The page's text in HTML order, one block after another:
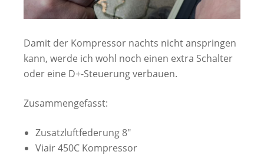
Damit der Kompressor nachts nicht anspringen
kann, werde ich wohl noch einen extra Schalter
oder eine D+-Steuerung verbauen.
Zusammengefasst:
Zusatzluftfederung 8″
Viair 450C Kompressor